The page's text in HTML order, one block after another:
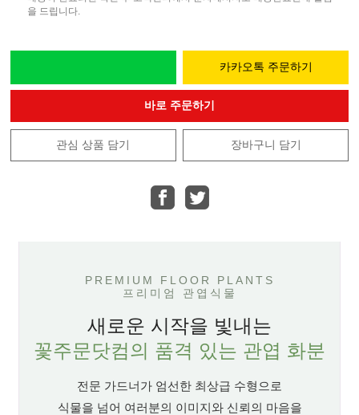
을 드립니다.
카카오톡 주문하기
바로 주문하기
관심 상품 담기 장바구니 담기
PREMIUM FLOOR PLANTS
프리미엄 관엽식물
새로운 시작을 빛내는
꽃주문닷컴의 품격 있는 관엽 화분
전문 가드너가 엄선한 최상급 수형으로
식물을 넘어 여러분의 이미지와 신뢰의 마음을